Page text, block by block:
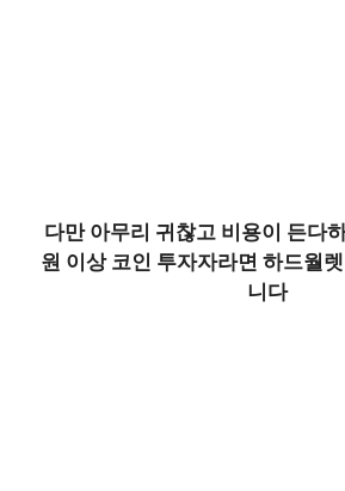
다만 아무리 귀찮고 비용이 든다
원 이상 코인 투자자라면 하드월
니다